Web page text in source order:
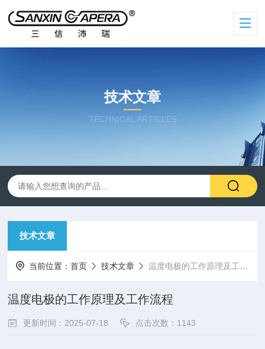
技术文章
TECHNICAL ARTICLES
技术文章
当前位置：首页 技术文章 温度电极的工作原理及工作流程
温度电极的工作原理及工作流程
更新时间：2025-07-18 点击次数：1143